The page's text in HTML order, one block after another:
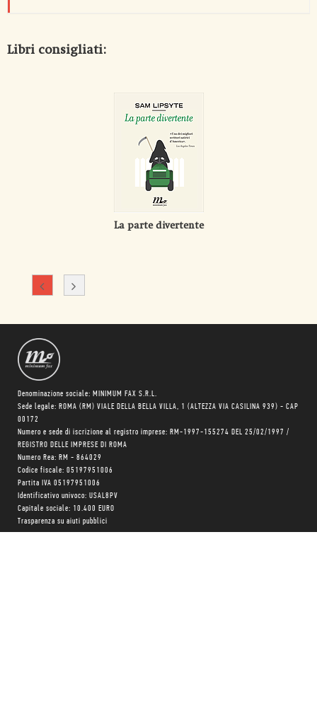
Libri consigliati:
La parte divertente
Denominazione sociale: MINIMUM FAX S.R.L.
Sede legale: ROMA (RM) VIALE DELLA BELLA VILLA, 1 (ALTEZZA VIA CASILINA 939) - CAP
00172
Numero e sede di iscrizione al registro imprese: RM-1997-155274 DEL 25/02/1997 /
REGISTRO DELLE IMPRESE DI ROMA
Numero Rea: RM - 864029
Codice fiscale: 05197951006
Partita IVA 05197951006
Identificativo univoco: USAL8PV
Capitale sociale: 10.400 EURO
Trasparenza su aiuti pubblici